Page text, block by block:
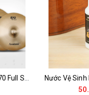
Bộ Cymbal Asanasi R70 Full Set Hi-Hat Crash Ride 14 16 18 20 Inch Âm Sáng Cho Trống Jazz